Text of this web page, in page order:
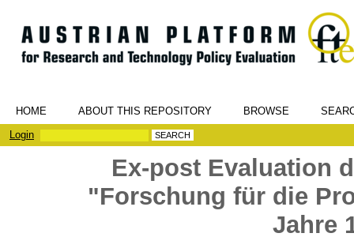
HOME ABOUT THIS REPOSITORY BROWSE
Login
Ex-post Evaluation
"Forschung für die
Jahre